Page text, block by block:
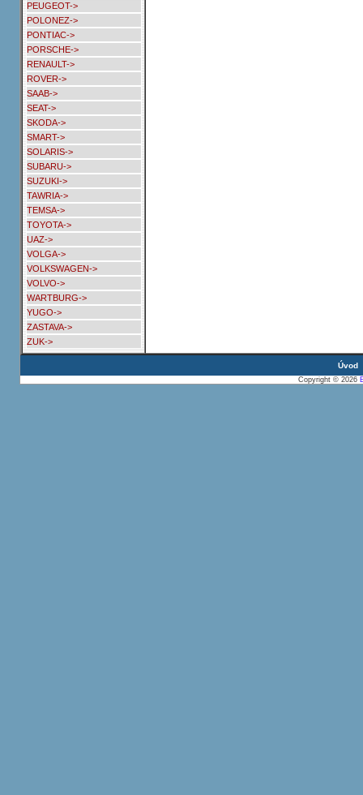
PEUGEOT->
POLONEZ->
PONTIAC->
PORSCHE->
RENAULT->
ROVER->
SAAB->
SEAT->
SKODA->
SMART->
SOLARIS->
SUBARU->
SUZUKI->
TAWRIA->
TEMSA->
TOYOTA->
UAZ->
VOLGA->
VOLKSWAGEN->
VOLVO->
WARTBURG->
YUGO->
ZASTAVA->
ZUK->
Úvod
Copyright © 2026